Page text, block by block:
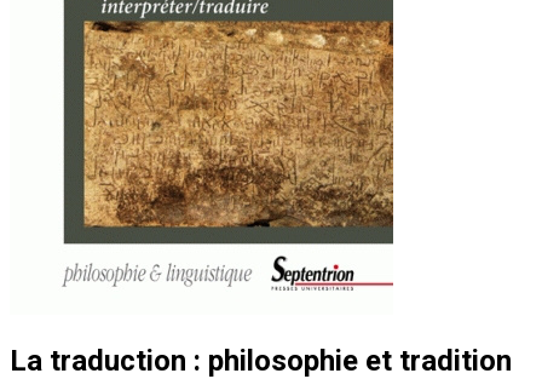
La traduction : philosophie et tradition